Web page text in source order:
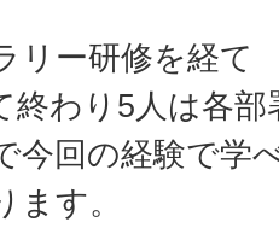
リー研修を経て
終わり5人は各
今回の経験で学
ます。